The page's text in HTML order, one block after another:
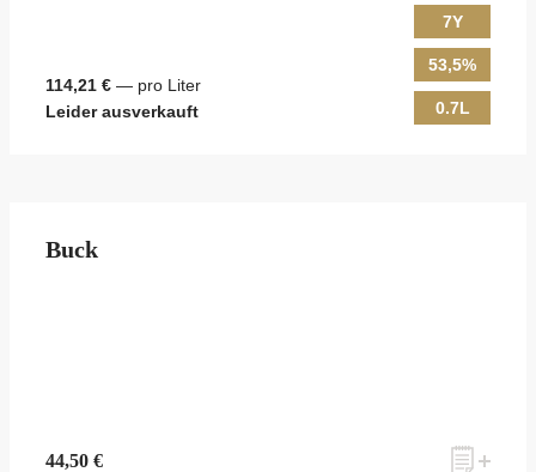
114,21 € — pro Liter
Leider ausverkauft
7Y
53,5%
0.7L
Buck
44,50 €